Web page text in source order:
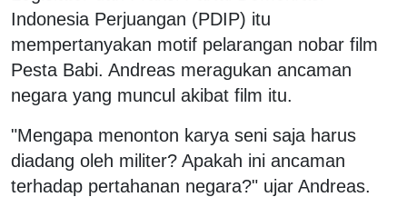
Indonesia Perjuangan (PDIP) itu
mempertanyakan motif pelarangan nobar film
Pesta Babi. Andreas meragukan ancaman
negara yang muncul akibat film itu.
"Mengapa menonton karya seni saja harus
diadang oleh militer? Apakah ini ancaman
terhadap pertahanan negara?" ujar Andreas.